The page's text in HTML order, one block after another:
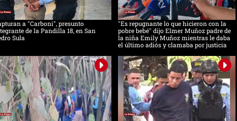
a "Carboni", presunto
de la Pandilla 18, en San
Sula
"Es repugnante lo que hicieron con la
pobre bebé" dijo Elmer Muñoz padre de
la niña Emily Muñoz mientras le daba
el último adiós y clamaba por justicia